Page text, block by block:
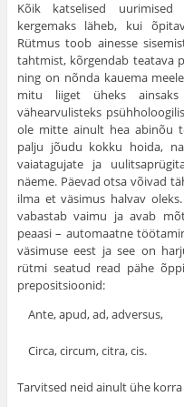
Kõik katselised
kergemaks läheb, kui
Rütmus toob ainesse
tahtmist, kõrgendab teatava
ning on nõnda kauema
mitu liiget üheks
vähearvulisteks
ole mitte ainult hea abinõu
palju jõudu kokku hoida,
vaiatagujate ja
näeme. Päevad otsa võivad
ilma et väsimus halvav
vabastab vaimu ja avab
peaasi – automaatne
väsimuse eest ja see on
rütmi sea­tud read pähe
prepositsioonid:
Ante, apud, ad, adversus,
Circa, circum, citra, cis.
Tarvitsed neid ainult ühe